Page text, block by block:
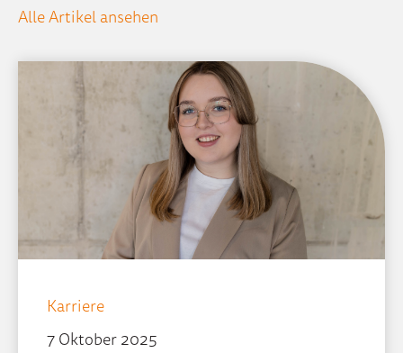
Alle Artikel ansehen
Karriere
7 Oktober 2025